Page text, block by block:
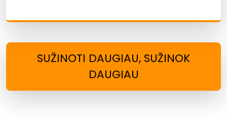
SUŽINOTI DAUGIAU, SUŽINOK
DAUGIAU